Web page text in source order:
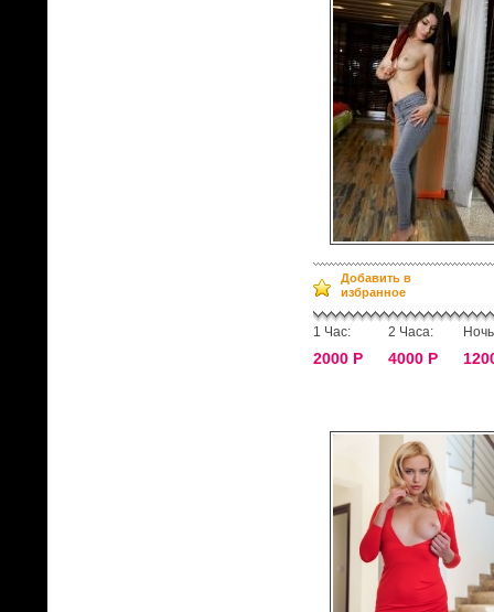
Добавить в
избранное
1 Час:
2000 Р
2 Часа:
4000 Р